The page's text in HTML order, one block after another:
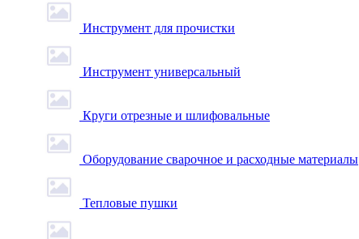
Инструмент для прочистки
Инструмент универсальный
Круги отрезные и шлифовальные
Оборудование сварочное и расходные материалы
Тепловые пушки